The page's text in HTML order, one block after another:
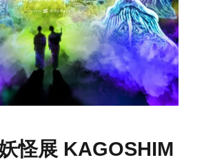
怪展 KAGOSHIM